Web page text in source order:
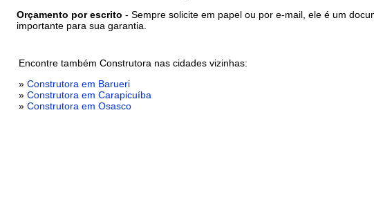
Orçamento por escrito - Sempre solicite em papel ou por e-mail, ele é um
importante para sua garantia.
Encontre também Construtora nas cidades vizinhas:
» Construtora em Barueri
» Construtora em Carapicuíba
» Construtora em Osasco